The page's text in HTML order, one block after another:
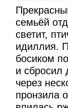
семьёй
светит,
идиллия.
босиком
и
через
пронзила